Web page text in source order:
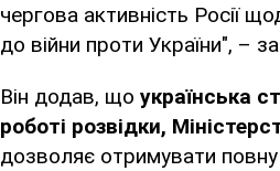
чергова активність Росії
до війни проти України", –
Він додав, що українська
роботі розвідки,
дозволяє отримувати